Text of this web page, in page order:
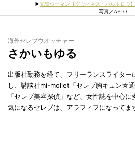
▶︎完璧ウーマン【グウィネス・パルトロウ
写真／AFLO
海外セレブウオッチャー
さかいもゆる
出版社勤務を経て、フリーランスライター
し、講談社mi-mollet「セレブ胸キュン☆
「セレブ美容探偵」など、女性誌を中心
気になるセレブは、アラフィフになって